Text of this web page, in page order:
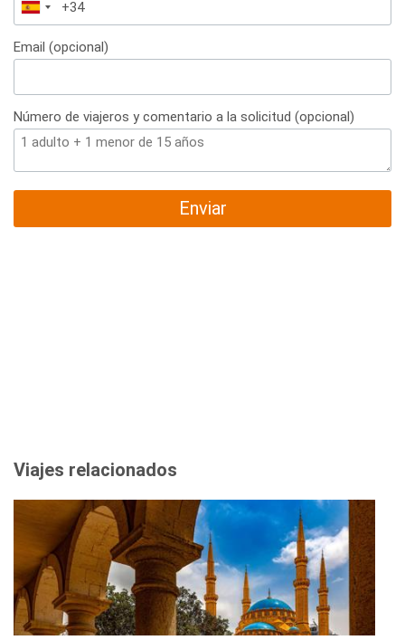
España
+34
Email (opcional)
Número de viajeros y comentario a la solicitud (opcional)
Enviar
Viajes relacionados